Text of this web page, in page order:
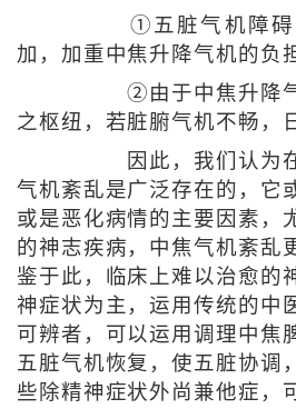
①五脏气机障碍
加，加重中焦升降气机的负
②由于中焦升降气
之枢纽，若脏腑气机不畅，
因此，我们认为在
气机紊乱是广泛存在的，它
或是恶化病情的主要因素，
的神志疾病，中焦气机紊乱
鉴于此，临床上难以治愈的
神症状为主，运用传统的中
可辨者，可以运用调理中焦
五脏气机恢复，使五脏协调
些除精神症状外尚兼他症，